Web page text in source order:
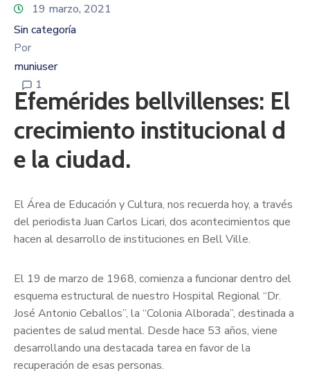
19 marzo, 2021
Sin categoría
Por
muniuser
1
Efemérides bellvillenses: El
crecimiento institucional d
e la ciudad.
El Área de Educación y Cultura, nos recuerda hoy, a través
del periodista Juan Carlos Licari, dos acontecimientos que
hacen al desarrollo de instituciones en Bell Ville.
El 19 de marzo de 1968, comienza a funcionar dentro del
esquema estructural de nuestro Hospital Regional “Dr.
José Antonio Ceballos”, la “Colonia Alborada”, destinada a
pacientes de salud mental. Desde hace 53 años, viene
desarrollando una destacada tarea en favor de la
recuperación de esas personas.